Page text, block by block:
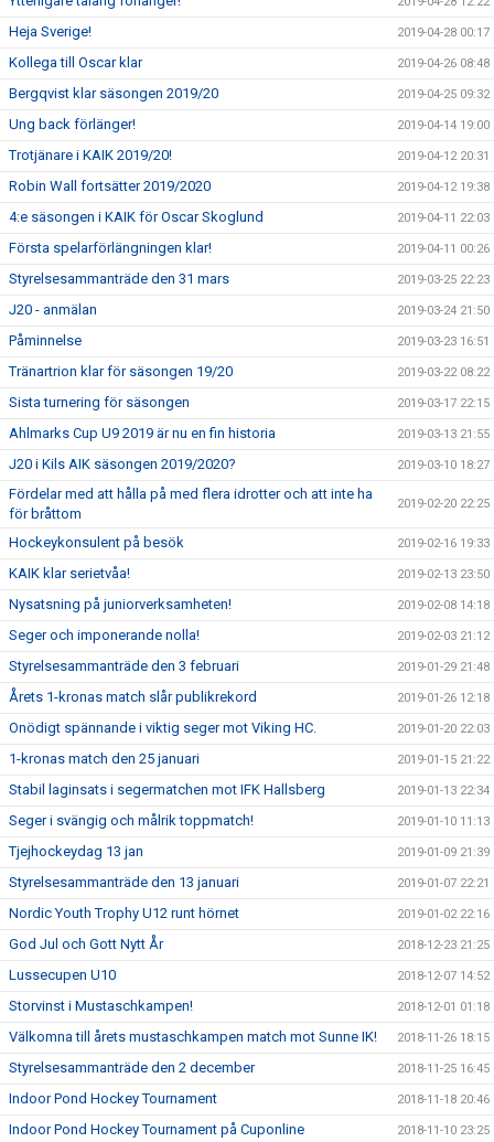
Heja Sverige! 2019-04-28 00:17
Kollega till Oscar klar 2019-04-26 08:48
Bergqvist klar säsongen 2019/20 2019-04-25 09:32
Ung back förlänger! 2019-04-14 19:00
Trotjänare i KAIK 2019/20! 2019-04-12 20:31
Robin Wall fortsätter 2019/2020 2019-04-12 19:38
4:e säsongen i KAIK för Oscar Skoglund 2019-04-11 22:03
Första spelarförlängningen klar! 2019-04-11 00:26
Styrelsesammanträde den 31 mars 2019-03-25 22:23
J20 - anmälan 2019-03-24 21:50
Påminnelse 2019-03-23 16:51
Tränartrion klar för säsongen 19/20 2019-03-22 08:22
Sista turnering för säsongen 2019-03-17 22:15
Ahlmarks Cup U9 2019 är nu en fin historia 2019-03-13 21:55
J20 i Kils AIK säsongen 2019/2020? 2019-03-10 18:27
Fördelar med att hålla på med flera idrotter och att inte ha
för bråttom
2019-02-20 22:25
Hockeykonsulent på besök 2019-02-16 19:33
KAIK klar serietvåa! 2019-02-13 23:50
Nysatsning på juniorverksamheten! 2019-02-08 14:18
Seger och imponerande nolla! 2019-02-03 21:12
Styrelsesammanträde den 3 februari 2019-01-29 21:48
Årets 1-kronas match slår publikrekord 2019-01-26 12:18
Onödigt spännande i viktig seger mot Viking HC. 2019-01-20 22:03
1-kronas match den 25 januari 2019-01-15 21:22
Stabil laginsats i segermatchen mot IFK Hallsberg 2019-01-13 22:34
Seger i svängig och målrik toppmatch! 2019-01-10 11:13
Tjejhockeydag 13 jan 2019-01-09 21:39
Styrelsesammanträde den 13 januari 2019-01-07 22:21
Nordic Youth Trophy U12 runt hörnet 2019-01-02 22:16
God Jul och Gott Nytt År 2018-12-23 21:25
Lussecupen U10 2018-12-07 14:52
Storvinst i Mustaschkampen! 2018-12-01 01:18
Välkomna till årets mustaschkampen match mot Sunne IK! 2018-11-26 18:15
Styrelsesammanträde den 2 december 2018-11-25 16:45
Indoor Pond Hockey Tournament 2018-11-18 20:46
Indoor Pond Hockey Tournament på Cuponline 2018-11-10 23:25